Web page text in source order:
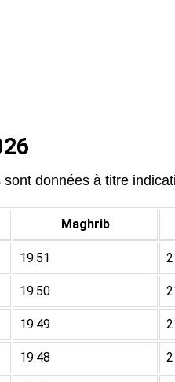
données à titre
Maghrib
19:51
19:50
19:49
19:48